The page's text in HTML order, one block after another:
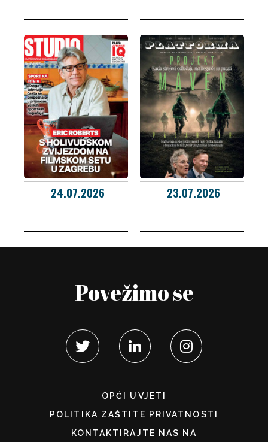
24.07.2026 23.07.2026
Povežimo se
OPĆI UVJETI
POLITIKA ZAŠTITE PRIVATNOSTI
KONTAKTIRAJTE NAS NA